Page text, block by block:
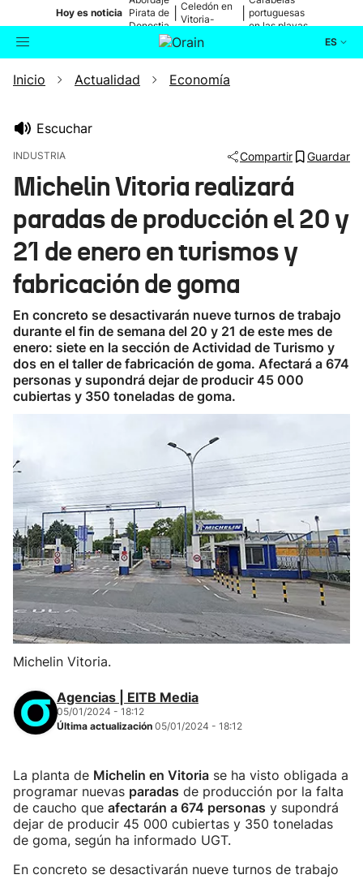
Hoy es noticia Pirata de
Donostia
Celedón en
Vitoria-
portuguesas
en las playas
ES
Buscador Actualidad
Ikusmiran
Eguraldia
Inicio Actualidad Economía
Escuchar
INDUSTRIA Compartir Guardar
Michelin Vitoria realizará
paradas de producción el 20 y
21 de enero en turismos y
fabricación de goma
En concreto se desactivarán nueve turnos de trabajo
durante el fin de semana del 20 y 21 de este mes de
enero: siete en la sección de Actividad de Turismo y
dos en el taller de fabricación de goma. Afectará a 674
personas y supondrá dejar de producir 45 000
cubiertas y 350 toneladas de goma.
Michelin Vitoria.
Agencias | EITB Media
05/01/2024 - 18:12
Última actualización 05/01/2024 - 18:12
La planta de Michelin en Vitoria se ha visto obligada a
programar nuevas paradas de producción por la falta
de caucho que afectarán a 674 personas y supondrá
dejar de producir 45 000 cubiertas y 350 toneladas
de goma, según ha informado UGT.
En concreto se desactivarán nueve turnos de trabajo